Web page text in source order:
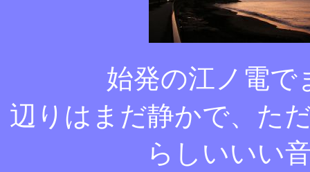
始発の江ノ電で
辺りはまだ静かで、た
らしいいい